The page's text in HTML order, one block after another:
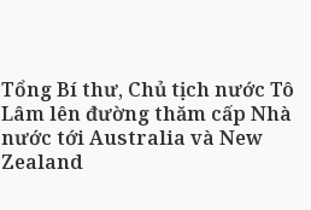
Tổng Bí thư, Chủ tịch nước Tô
Lâm lên đường thăm cấp Nhà
nước tới Australia và New
Zealand